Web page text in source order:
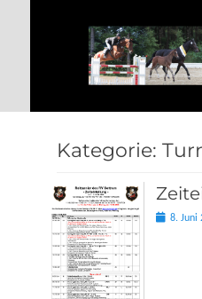
Kategorie:
Posted8. Juni